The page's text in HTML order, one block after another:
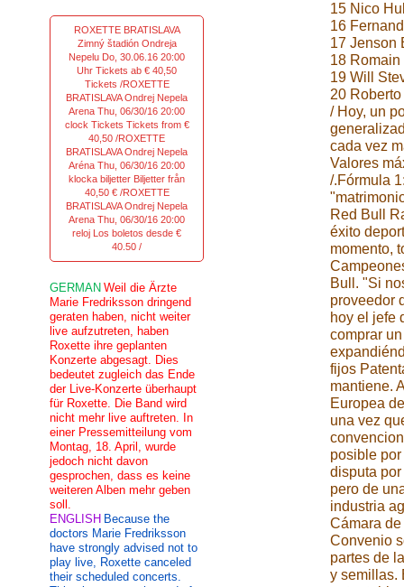
15 Nico
16
17 Jenson
18 Romain
19 Will
20
/ Hoy, un
cada vez
Valores
/.Fórmula
Red Bull
éxito
momento,
Bull. "Si
proveedor
hoy el jefe
comprar
fijos
mantiene.
Europea
una vez
posible
disputa
pero de
industria
Cámara
Convenio
partes de
y semillas.
ROXETTE BRATISLAVA
Zimný štadión Ondreja
Nepelu Do, 30.06.16 20:00
Uhr Tickets ab € 40,50
Tickets /ROXETTE
BRATISLAVA Ondrej Nepela
Arena Thu, 06/30/16 20:00
clock Tickets Tickets from €
40,50 /ROXETTE
BRATISLAVA Ondrej Nepela
Aréna Thu, 06/30/16 20:00
klocka biljetter Biljetter från
40,50 € /ROXETTE
BRATISLAVA Ondrej Nepela
Arena Thu, 06/30/16 20:00
reloj Los boletos desde €
40.50 /
GERMAN Weil die Ärzte
Marie Fredriksson dringend
geraten haben, nicht weiter
live aufzutreten, haben
Roxette ihre geplanten
Konzerte abgesagt. Dies
bedeutet zugleich das Ende
der Live-Konzerte überhaupt
für Roxette. Die Band wird
nicht mehr live auftreten. In
einer Pressemitteilung vom
Montag, 18. April, wurde
jedoch nicht davon
gesprochen, dass es keine
weiteren Alben mehr geben
soll.
ENGLISH Because the
doctors Marie Fredriksson
have strongly advised not to
play live, Roxette canceled
their scheduled concerts.